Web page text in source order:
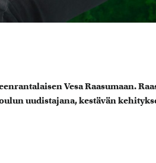
Vesa Raasumaan.
uudistajana, kestävän